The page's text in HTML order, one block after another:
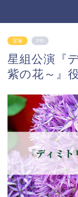
宝塚 PR
星組公演『
紫の花～』